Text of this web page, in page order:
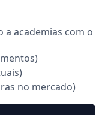
a academias com o
no mercado)